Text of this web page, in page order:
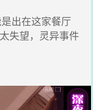
出在这家餐厅
失望，灵异事件